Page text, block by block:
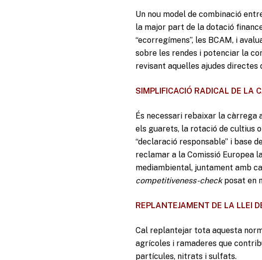
Un nou model de combinació
la major part de la dotació
“ecorregímens”, les BCAM, i
sobre les rendes i potenciar la
revisant aquelles ajudes directes
SIMPLIFICACIÓ RADICAL DE LA
És necessari rebaixar la
els guarets, la rotació de cultius
“declaració responsable” i base
reclamar a la Comissió Europea
mediambiental, juntament amb
competitiveness-check posat en
REPLANTEJAMENT DE LA LLEI
Cal replantejar tota aquesta
agrícoles i ramaderes que
partícules, nitrats i sulfats.